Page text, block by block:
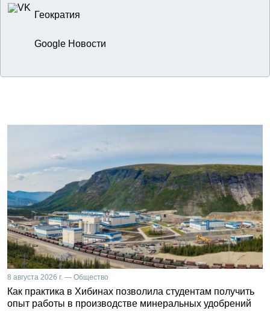
Геократия
Google Новости
8 августа 2026 г. — Общество
Как практика в Хибинах позволила студентам получить
опыт работы в производстве минеральных удобрений